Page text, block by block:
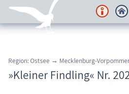
Regionales
Region: Ostsee → Mecklenburg-
»Kleiner Findling« Nr.